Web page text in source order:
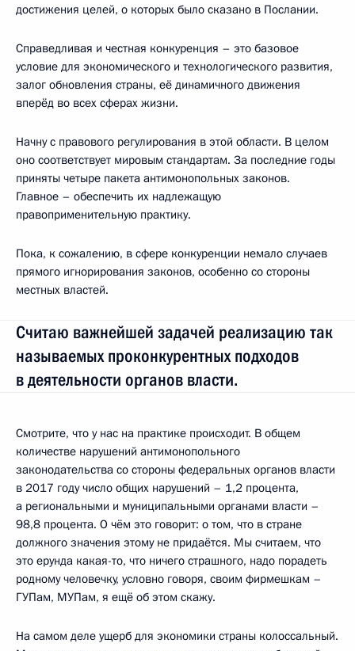
достижения целей, о которых было сказано в Послании.
Справедливая и честная конкуренция – это базовое
условие для экономического и технологического развития,
залог обновления страны, её динамичного движения
вперёд во всех сферах жизни.
Начну с правового регулирования в этой области. В целом
оно соответствует мировым стандартам. За последние годы
приняты четыре пакета антимонопольных законов.
Главное – обеспечить их надлежащую
правоприменительную практику.
Пока, к сожалению, в сфере конкуренции немало случаев
прямого игнорирования законов, особенно со стороны
местных властей.
Считаю важнейшей задачей реализацию так
называемых проконкурентных подходов
в деятельности органов власти.
Смотрите, что у нас на практике происходит. В общем
количестве нарушений антимонопольного
законодательства со стороны федеральных органов власти
в 2017 году число общих нарушений – 1,2 процента,
а региональными и муниципальными органами власти –
98,8 процента. О чём это говорит: о том, что в стране
должного значения этому не придаётся. Мы считаем, что
это ерунда какая-то, что ничего страшного, надо порадеть
родному человечку, условно говоря, своим фирмешкам –
ГУПам, МУПам, я ещё об этом скажу.
На самом деле ущерб для экономики страны колоссальный.